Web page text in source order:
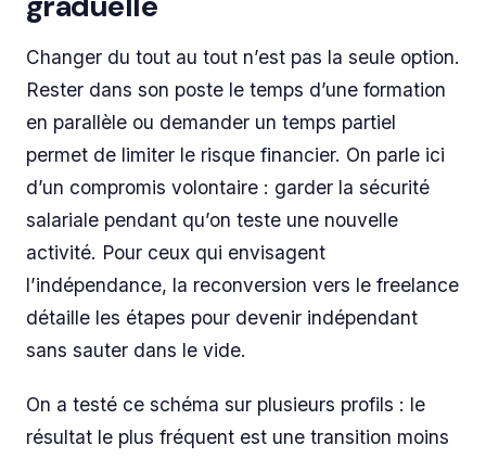
Changer du tout au tout n’est pas la seule option.
Rester dans son poste le temps d’une formation
en parallèle ou demander un temps partiel
permet de limiter le risque financier. On parle ici
d’un compromis volontaire : garder la sécurité
salariale pendant qu’on teste une nouvelle
activité. Pour ceux qui envisagent
l’indépendance, la reconversion vers le freelance
détaille les étapes pour devenir indépendant
sans sauter dans le vide.
On a testé ce schéma sur plusieurs profils : le
résultat le plus fréquent est une transition moins